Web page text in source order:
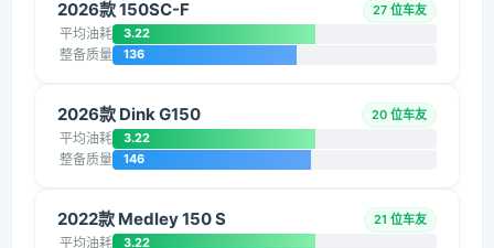
2026款 150SC-F 27 位车友
平均油耗 3.22
整备质量 136
2026款 Dink G150 20 位车友
平均油耗 3.22
整备质量 146
2022款 Medley 150 S 21 位车友
平均油耗 3.22